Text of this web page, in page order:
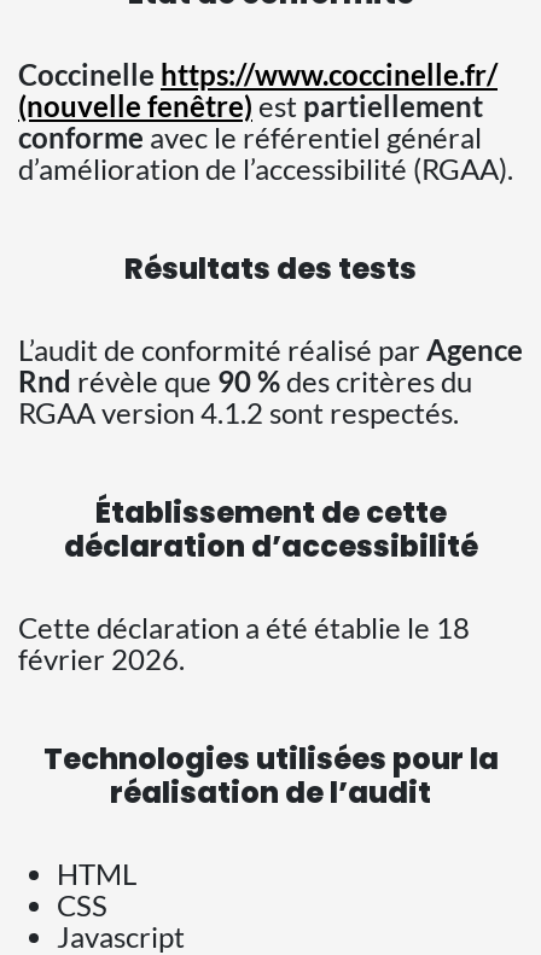
Coccinelle https://www.coccinelle.fr/
(nouvelle fenêtre) est partiellement
conforme avec le référentiel général
d’amélioration de l’accessibilité (RGAA).
Résultats des tests
L’audit de conformité réalisé par Agence
Rnd révèle que 90 %des critères du
RGAA version 4.1.2 sont respectés.
Établissement de cette
déclaration d’accessibilité
Cette déclaration a été établie le 18
février 2026.
Technologies utilisées pour la
réalisation de l’audit
HTML
CSS
Javascript